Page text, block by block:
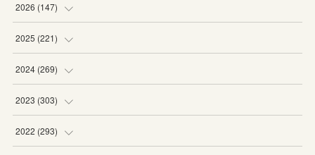
2026 (147)
(5)
(22
(20
(19
2025 (221)
(19
(20
(19
2024 (269)
(16
(16
2023 (303)
(27
2022 (293)